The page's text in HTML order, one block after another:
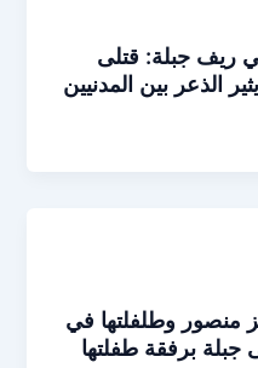
ريف جبلة: قتلى
الذعر بين المدنيين
منصور وطلفلتها في
جبلة برفقة طفلتها